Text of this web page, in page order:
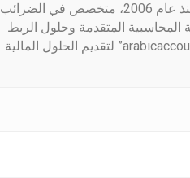
محاسب قانوني ومراقب حسابات معتمد بخبرة تمتد منذ عام 2006، متخصص في الضرائب
المتقدمة وحلول الربط
الإلكتروني. مؤسس منصة “محاسب عربي/arabicaccountant.com” لتقديم الحلول المالية